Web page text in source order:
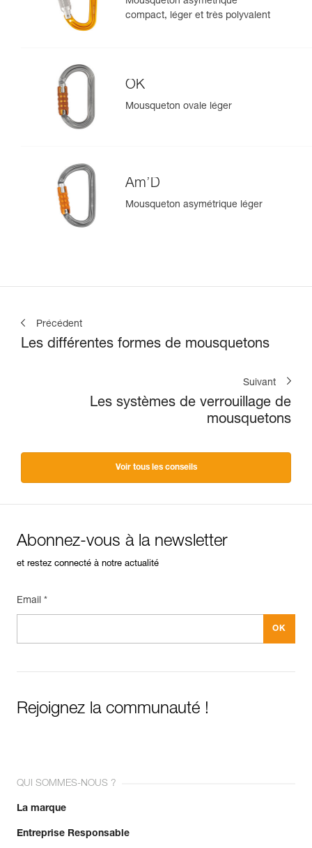
compact, léger et très polyvalent
OK
Mousqueton ovale léger
Am’D
Mousqueton asymétrique léger
Précédent
Les différentes formes de mousquetons
Suivant
Les systèmes de verrouillage de
mousquetons
Voir tous les conseils
Abonnez-vous à la newsletter
et restez connecté à notre actualité
Email *
Rejoignez la communauté !
QUI SOMMES-NOUS ?
La marque
Entreprise Responsable